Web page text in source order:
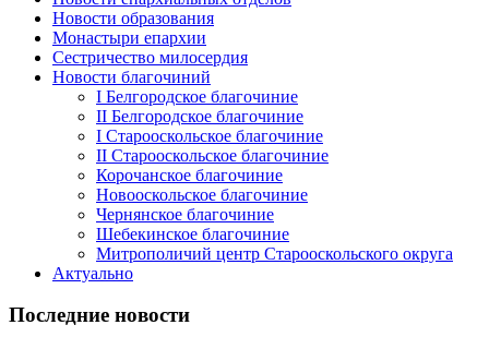
Новости образования
Монастыри епархии
Сестричество милосердия
Новости благочиний
I Белгородское благочиние
II Белгородское благочиние
I Старооскольское благочиние
II Старооскольское благочиние
Корочанское благочиние
Новооскольское благочиние
Чернянское благочиние
Шебекинское благочиние
Митрополичий центр Старооскольского округа
Актуально
Последние новости